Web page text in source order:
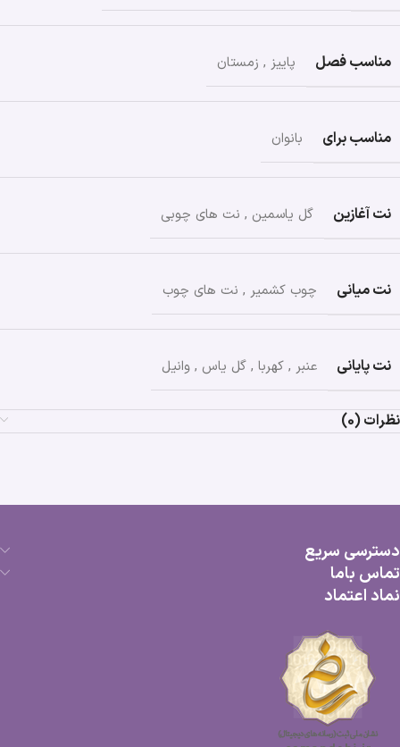
مناسب فصل پاییز , زمستان
مناسب برای بانوان
نت آغازین گل یاسمین , نت های چوبی
نت میانی چوب کشمیر , نت های چوب
نت پایانی عنبر , کهربا , گل یاس , وانیل
نظرات (0)
دسترسی سریع
تماس باما
نماد اعتماد